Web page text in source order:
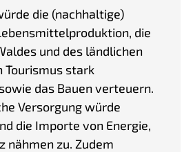
die (nachhaltige)
die
und des ländlichen
Tourismus stark
das Bauen verteuern.
Versorgung würde
die Importe von Energie,
nähmen zu. Zudem